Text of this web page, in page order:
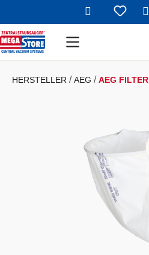
Zum Hauptinhalt springen
HERSTELLER AEG AEG FILTER